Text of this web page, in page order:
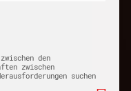
den
zwischen
suchen